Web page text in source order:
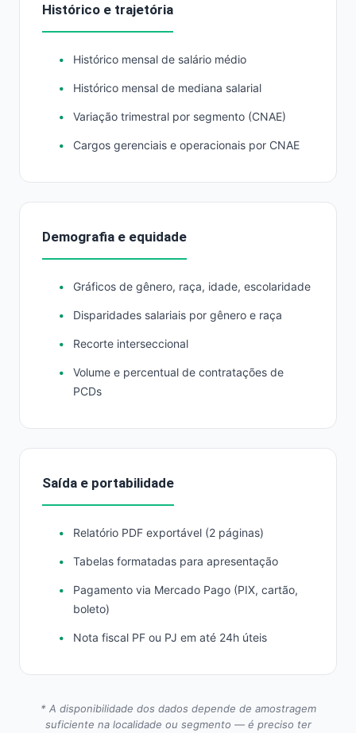
Histórico e trajetória
Histórico mensal de salário médio
Histórico mensal de mediana salarial
Variação trimestral por segmento (CNAE)
Cargos gerenciais e operacionais por CNAE
Demografia e equidade
Gráficos de gênero, raça, idade, escolaridade
Disparidades salariais por gênero e raça
Recorte interseccional
Volume e percentual de contratações de
PCDs
Saída e portabilidade
Relatório PDF exportável (2 páginas)
Tabelas formatadas para apresentação
Pagamento via Mercado Pago (PIX, cartão,
boleto)
Nota fiscal PF ou PJ em até 24h úteis
* A disponibilidade dos dados depende de amostragem
suficiente na localidade ou segmento — é preciso ter